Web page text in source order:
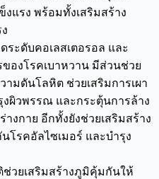
งแรง พร้อมทั้งเสริมสร้าง
ระดับคอเลสเตอรอล และ
ของโรคเบาหวาน มีส่วนช่วย
ามดันโลหิต ช่วยเสริมการเผา
งผิวพรรณ และกระตุ้นการล้าง
างกาย อีกทั้งยังช่วยเสริมสร้าง
โรคอัลไซเมอร์ และบำรุง
ช่วยเสริมสร้างภูมิคุ้มกันให้